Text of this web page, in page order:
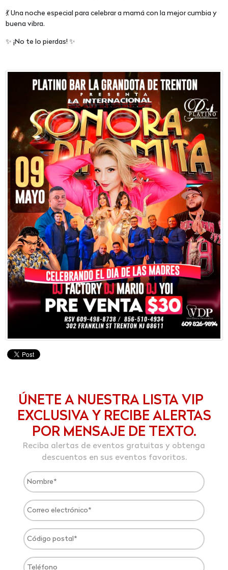
💃 Una noche especial para celebrar a mamá con la mejor cumbia y
buena vibra.
✨ ¡No te lo pierdas! ✨
ÚNETE A NUESTRA LISTA VIP
EXCLUSIVA Y RECIBE ALERTAS
POR MENSAJE DE TEXTO.
Reciba alertas de eventos gratuitas y obtenga
descuentos en sus eventos favoritos.